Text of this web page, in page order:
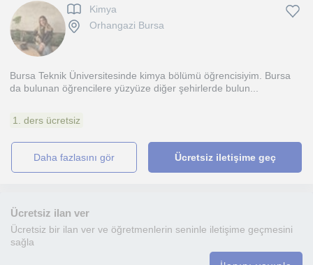
Kimya
Orhangazi Bursa
Bursa Teknik Üniversitesinde kimya bölümü öğrencisiyim. Bursa
da bulunan öğrencilere yüzyüze diğer şehirlerde bulun...
1. ders ücretsiz
daha fazlasını gör Ücretsiz iletişime geç
Ücretsiz ilan ver
Ücretsiz bir ilan ver ve öğretmenlerin seninle iletişime geçmesini
sağla